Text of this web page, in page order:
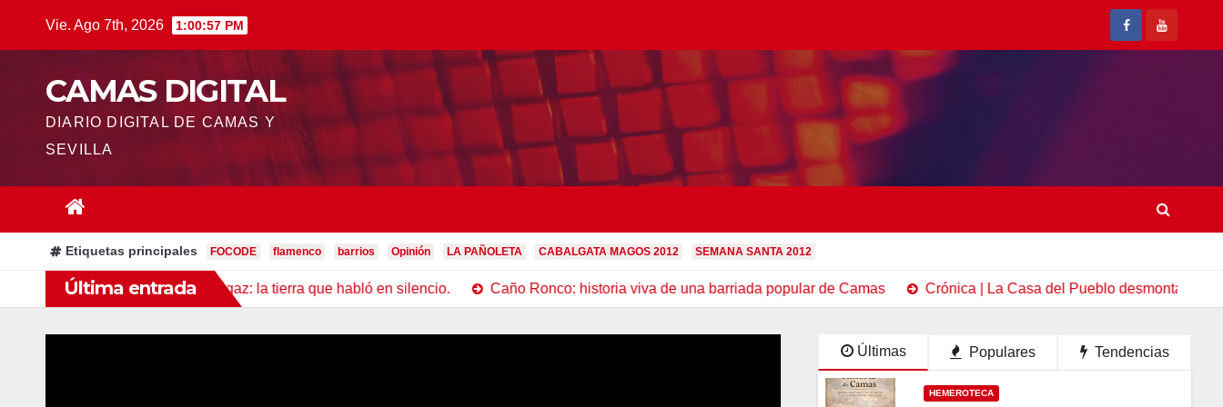
Vie. Ago 7th, 2026 1:00:58 PM
CAMAS DIGITAL
DIARIO DIGITAL DE CAMAS Y
SEVILLA
Etiquetas principales FOCODE flamenco barrios Opinión LA PAÑOLETA CABALGATA MAGOS 2012 SEMANA SANTA 2012
Última entrada
Serie: Gambogaz: la tierra que habló en silencio. Caño Ronco: historia viva de una barriada popular de Camas Crónica | La Casa del Pueblo desmonta los bulos
Últimas Populares Tendencias
HEMEROTECA